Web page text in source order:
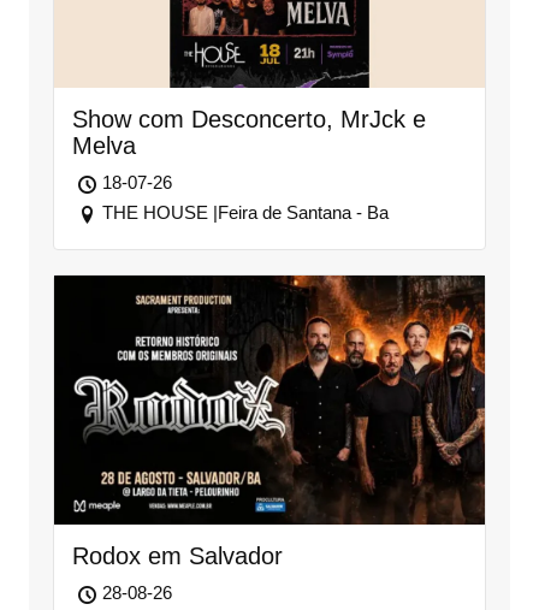
Show com Desconcerto, MrJck e
Melva
18-07-26
THE HOUSE |Feira de Santana - Ba
Rodox em Salvador
28-08-26